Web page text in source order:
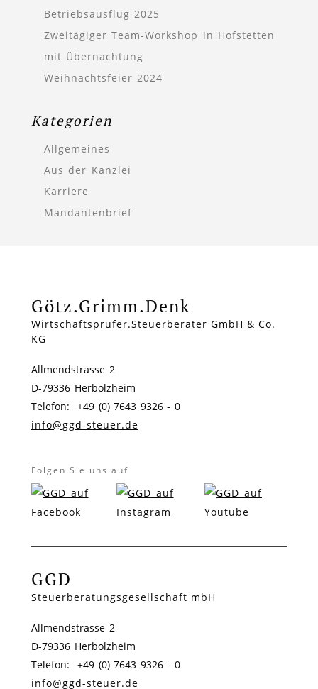
Betriebsausflug 2025
Zweitägiger Team-Workshop in Hofstetten
mit Übernachtung
Weihnachtsfeier 2024
Kategorien
Allgemeines
Aus der Kanzlei
Karriere
Mandantenbrief
Götz.Grimm.Denk
Wirtschaftsprüfer.Steuerberater GmbH & Co.
KG
Allmendstrasse 2
D-79336 Herbolzheim
Telefon: +49 (0) 7643 9326 - 0
info@ggd-steuer.de
Folgen Sie uns auf
GGD
Steuerberatungsgesellschaft mbH
Allmendstrasse 2
D-79336 Herbolzheim
Telefon: +49 (0) 7643 9326 - 0
info@ggd-steuer.de